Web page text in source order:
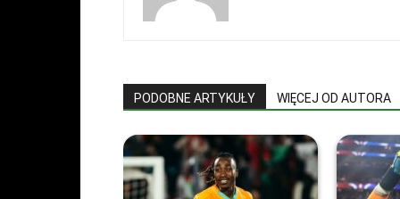
PODOBNE ARTYKUŁY WIĘCEJ OD AUTORA